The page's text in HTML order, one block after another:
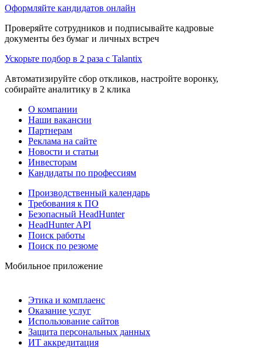
Оформляйте кандидатов онлайн
Проверяйте сотрудников и подписывайте кадровые
документы без бумаг и личных встреч
Ускорьте подбор в 2 раза с Talantix
Автоматизируйте сбор откликов, настройте воронку,
собирайте аналитику в 2 клика
О компании
Наши вакансии
Партнерам
Реклама на сайте
Новости и статьи
Инвесторам
Кандидаты по профессиям
Производственный календарь
Требования к ПО
Безопасный HeadHunter
HeadHunter API
Поиск работы
Поиск по резюме
Мобильное приложение
Этика и комплаенс
Оказание услуг
Использование сайтов
Защита персональных данных
ИТ аккредитация